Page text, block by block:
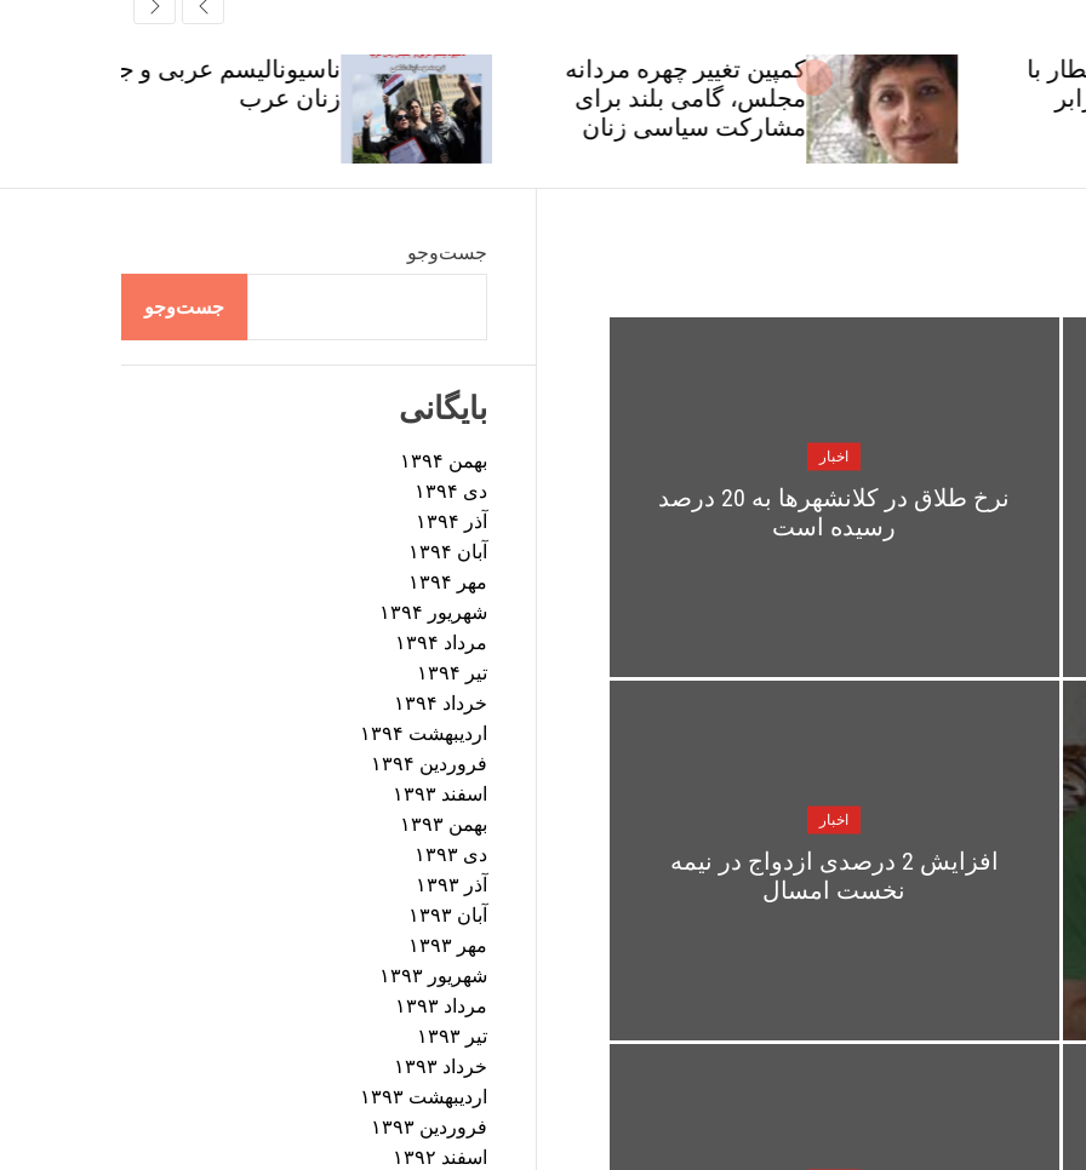
h
c
o
e
r
c
کمپین تغییر چهره مردانه
مجلس، گامی بلند برای
مشارکت سیاسی زنان
ناسیونالیسم عربی و جنبش
زنان عرب
اخبار
نرخ طلاق در کلانشهرها به 20 درصد
رسیده است
اخبار
افزایش 2 درصدی ازدواج در نیمه
نخست امسال
جست‌وجو
جست‌وجو
بایگانی
بهمن ۱۳۹۴
دی ۱۳۹۴
آذر ۱۳۹۴
آبان ۱۳۹۴
مهر ۱۳۹۴
شهریور ۱۳۹۴
مرداد ۱۳۹۴
تیر ۱۳۹۴
خرداد ۱۳۹۴
اردیبهشت ۱۳۹۴
فروردین ۱۳۹۴
اسفند ۱۳۹۳
بهمن ۱۳۹۳
دی ۱۳۹۳
آذر ۱۳۹۳
آبان ۱۳۹۳
مهر ۱۳۹۳
شهریور ۱۳۹۳
مرداد ۱۳۹۳
تیر ۱۳۹۳
خرداد ۱۳۹۳
اردیبهشت ۱۳۹۳
فروردین ۱۳۹۳
اسفند ۱۳۹۲